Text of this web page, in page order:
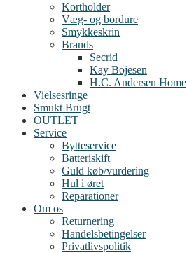
Kortholder
Væg- og bordure
Smykkeskrin
Brands
Secrid
Kay Bojesen
H.C. Andersen Home
Vielsesringe
Smukt Brugt
OUTLET
Service
Bytteservice
Batteriskift
Guld køb/vurdering
Hul i øret
Reparationer
Om os
Returnering
Handelsbetingelser
Privatlivspolitik